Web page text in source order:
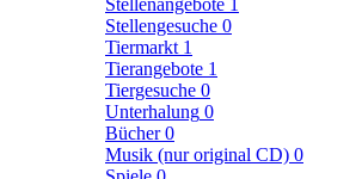
Stellenangebote 1
Stellengesuche 0
Tiermarkt 1
Tierangebote 1
Tiergesuche 0
Unterhalung 0
Bücher0
Musik (nur original CD) 0